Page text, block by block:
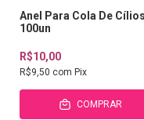
Anel Para Cola De Cílios
100un
R$10,00
R$9,50 com Pix
COMPRAR